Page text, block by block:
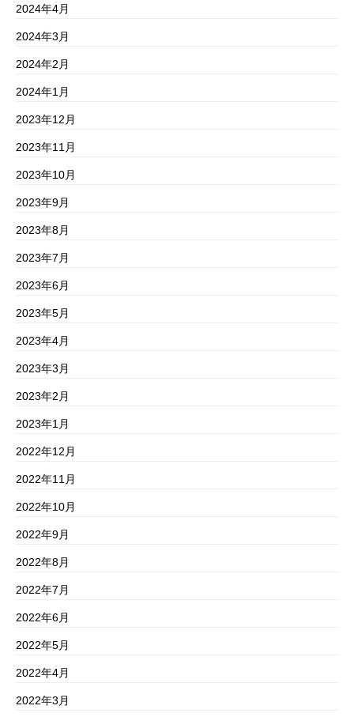
2024年4月
2024年3月
2024年2月
2024年1月
2023年12月
2023年11月
2023年10月
2023年9月
2023年8月
2023年7月
2023年6月
2023年5月
2023年4月
2023年3月
2023年2月
2023年1月
2022年12月
2022年11月
2022年10月
2022年9月
2022年8月
2022年7月
2022年6月
2022年5月
2022年4月
2022年3月